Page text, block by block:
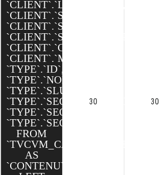
`CLIENT`.`LONGITUDE`,
`CLIENT`.`SEO_SLUG`,
`CLIENT`.`SEO_TITLE`,
`CLIENT`.`SEO_DESCRIPTION`,
`CLIENT`.`CREATED`,
`CLIENT`.`MODIFIED`,
`TYPE`.`ID`,
`TYPE`.`NOM`,
`TYPE`.`SLUG`,
`TYPE`.`SEO_DESCRIPTION`,
`TYPE`.`SEO_TITLE`,
`TYPE`.`SEO_SLUG`
FROM
`TVCVM_CAKE`.`CONTENUS`
AS
`CONTENU`
30 30